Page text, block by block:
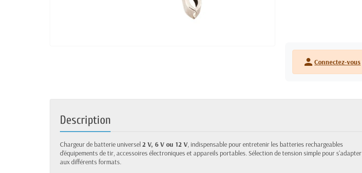
personConnectez-vous
Description
Chargeur de batterie universel 2 V, 6 V ou 12 V, indispensable pour entretenir les batteries rechargeables
d'équipements de tir, accessoires électroniques et appareils portables. Sélection de tension simple pour s'adapter
aux différents formats.